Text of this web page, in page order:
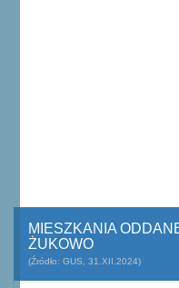
MIESZKANIA
ŻUKOWO
(Źródło: GUS, 31.XII.2024)